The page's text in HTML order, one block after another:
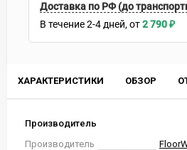
ХАРАКТЕРИСТИКИ ОБЗОР
Производитель
Производитель
Доставка по РФ (до
В течение2-4 дней 2 790₽